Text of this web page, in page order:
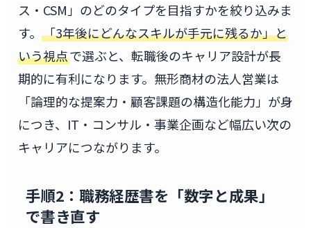
ス・CSM」のどのタイプを目指すかを絞り込みま
す。 「3年後にどんなスキルが手元に残るか」と
いう視点で選ぶと、転職後のキャリア設計が長
期的に有利になります。無形商材の法人営業は
「論理的な提案力・顧客課題の構造化能力」が身
につき、IT・コンサル・事業企画など幅広い次の
キャリアにつながります。
手順2：職務経歴書を「数字と成果」
で書き直す